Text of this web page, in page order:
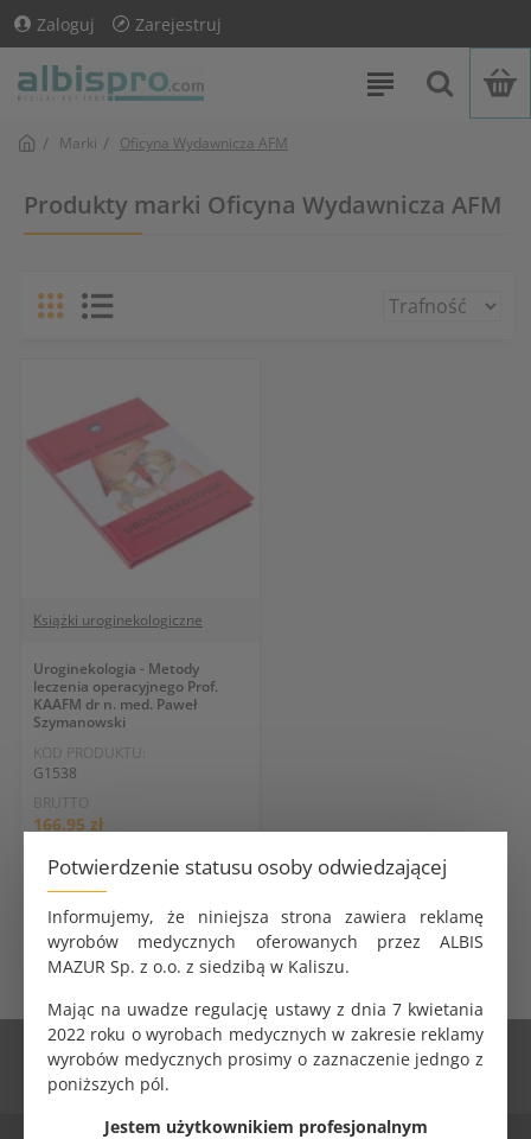
Potwierdzenie statusu osoby odwiedzającej
Informujemy, że niniejsza strona zawiera reklamę
wyrobów medycznych oferowanych przez ALBIS
MAZUR Sp. z o.o. z siedzibą w Kaliszu.
Mając na uwadze regulację ustawy z dnia 7 kwietania
2022 roku o wyrobach medycznych w zakresie reklamy
wyrobów medycznych prosimy o zaznaczenie jedngo z
poniższych pól.
Jestem użytkownikiem profesjonalnym
Zaloguj Zarejestruj
Marki Oficyna Wydawnicza AFM
Produkty marki Oficyna Wydawnicza AFM
Książki uroginekologiczne
Uroginekologia - Metody
leczenia operacyjnego Prof.
KAAFM dr n. med. Paweł
Szymanowski
KOD PRODUKTU:
G1538
BRUTTO
166.95 zł
159.00 zł
DO KOSZYKA